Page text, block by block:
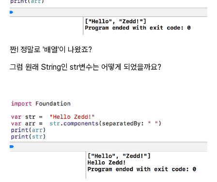
짠! 정말로 '배열'이 나왔죠?
그럼 원래 String인 str변수는 어떻게 되었을까요?